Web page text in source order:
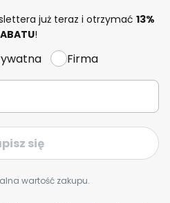
już teraz i otrzymać 13%
!
Firma
się
wartość zakupu.